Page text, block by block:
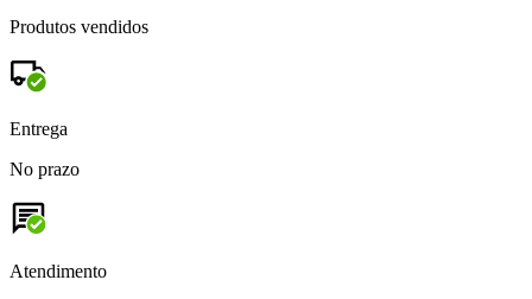
Produtos vendidos
Entrega
No prazo
Atendimento